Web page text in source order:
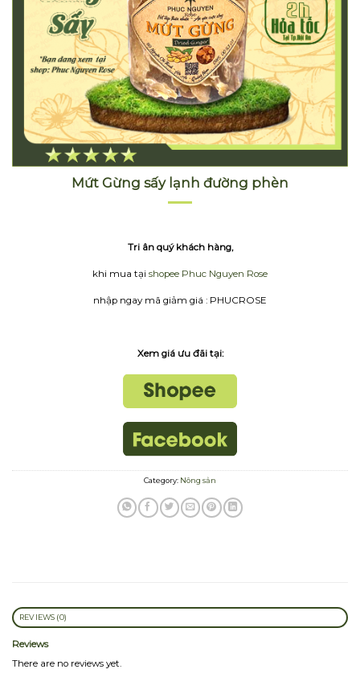
Mứt Gừng sấy lạnh đường phèn
Tri ân quý khách hàng,
khi mua tại shopee Phuc Nguyen Rose
nhập ngay mã giảm giá : PHUCROSE
Xem giá ưu đãi tại:
Category: Nông sản
REVIEWS (0)
Reviews
There are no reviews yet.